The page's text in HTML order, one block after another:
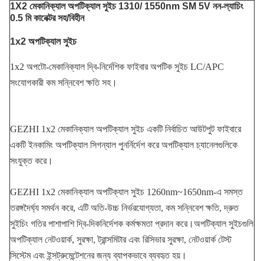
1X2 মেকানিক্যাল অপটিক্যাল সুইচ 1310/ 1550nm SM 5V নন-ল্যাচিং
0.5 মি কানেক্টর সহ/বিহীন
1x2 অপটিক্যাল সুইচ
1x2 অপটো-মেকানিক্যাল দ্বি-নির্দেশিক ফাইবার অপটিক সুইচ LC/APC
সংযোগকারী কম সন্নিবেশ ক্ষতি সহ।
GEZHI 1x2 মেকানিক্যাল অপটিক্যাল সুইচ একটি নির্বাচিত আউটপুট ফাইবারে
একটি ইনকামিং অপটিক্যাল সিগন্যাল পুনর্নির্দেশ করে অপটিক্যাল চ্যানেলগুলিকে
সংযুক্ত করে।
GEZHI 1x2 মেকানিক্যাল অপটিক্যাল সুইচ 1260nm~1650nm-এ সমস্ত
তরঙ্গদৈর্ঘ্য সমর্থন করে, এটি অতি-উচ্চ নির্ভরযোগ্যতা, কম সন্নিবেশ ক্ষতি, দ্রুত
সুইচিং গতির পাশাপাশি দ্বি-দিকনির্দেশক কর্মক্ষমতা প্রদান করে।অপটিক্যাল সুইচগুলি
অপটিক্যাল নেটওয়ার্ক, সুরক্ষা, ট্রান্সমিটার এবং রিসিভার সুরক্ষা, নেটওয়ার্ক টেস্ট
সিস্টেম এবং ইন্সট্রুমেন্টেশনের জন্য ব্যাপকভাবে ব্যবহৃত হয়।